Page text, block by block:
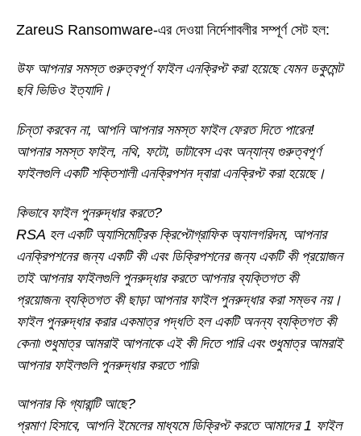
ZareuS Ransomware-এর দেওয়া নির্দেশাবলীর সম্পূর্ণ সেট হল:
উফ আপনার সমস্ত গুরুত্বপূর্ণ ফাইল এনক্রিপ্ট করা হয়েছে যেমন ডকুমেন্ট
ছবি ভিডিও ইত্যাদি।
চিন্তা করবেন না, আপনি আপনার সমস্ত ফাইল ফেরত দিতে পারেন!
আপনার সমস্ত ফাইল, নথি, ফটো, ডাটাবেস এবং অন্যান্য গুরুত্বপূর্ণ
ফাইলগুলি একটি শক্তিশালী এনক্রিপশন দ্বারা এনক্রিপ্ট করা হয়েছে।
কিভাবে ফাইল পুনরুদ্ধার করতে?
RSA হল একটি অ্যাসিমেট্রিক ক্রিপ্টোগ্রাফিক অ্যালগরিদম, আপনার
এনক্রিপশনের জন্য একটি কী এবং ডিক্রিপশনের জন্য একটি কী প্রয়োজন
তাই আপনার ফাইলগুলি পুনরুদ্ধার করতে আপনার ব্যক্তিগত কী
প্রয়োজন৷ ব্যক্তিগত কী ছাড়া আপনার ফাইল পুনরুদ্ধার করা সম্ভব নয়।
ফাইল পুনরুদ্ধার করার একমাত্র পদ্ধতি হল একটি অনন্য ব্যক্তিগত কী
কেনা৷ শুধুমাত্র আমরাই আপনাকে এই কী দিতে পারি এবং শুধুমাত্র আমরাই
আপনার ফাইলগুলি পুনরুদ্ধার করতে পারি৷
আপনার কি গ্যারান্টি আছে?
প্রমাণ হিসাবে, আপনি ইমেলের মাধ্যমে ডিক্রিপ্ট করতে আমাদের 1 ফাইল